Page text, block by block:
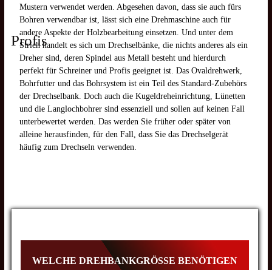
Profis
Mustern verwendet werden. Abgesehen davon, dass sie auch fürs
Bohren verwendbar ist, lässt sich eine Drehmaschine auch für
andere Aspekte der Holzbearbeitung einsetzen. Und unter dem
Strich handelt es sich um Drechselbänke, die nichts anderes als ein
Dreher sind, deren Spindel aus Metall besteht und hierdurch
perfekt für Schreiner und Profis geeignet ist. Das Ovaldrehwerk,
Bohrfutter und das Bohrsystem ist ein Teil des Standard-Zubehörs
der Drechselbank. Doch auch die Kugeldreheinrichtung, Lünetten
und die Langlochbohrer sind essenziell und sollen auf keinen Fall
unterbewertet werden. Das werden Sie früher oder später von
alleine herausfinden, für den Fall, dass Sie das Drechselgerät
häufig zum Drechseln verwenden.
WELCHE DREHBANKGRÖSSE BENÖTIGEN S